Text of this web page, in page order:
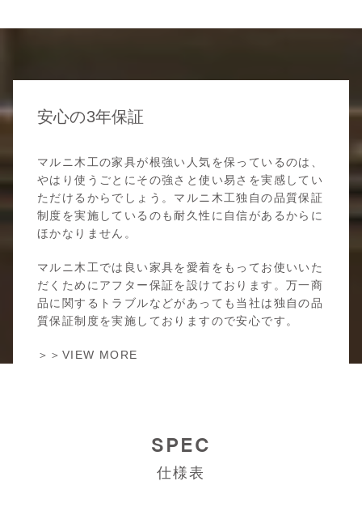
安心の3年保証
マルニ木工の家具が根強い人気を保っているのは、
やはり使うごとにその強さと使い易さを実感してい
ただけるからでしょう。マルニ木工独自の品質保証
制度を実施しているのも耐久性に自信があるからに
ほかなりません。
マルニ木工では良い家具を愛着をもってお使いいた
だくためにアフター保証を設けております。万一商
品に関するトラブルなどがあっても当社は独自の品
質保証制度を実施しておりますので安心です。
＞＞VIEW MORE
SPEC
仕様表